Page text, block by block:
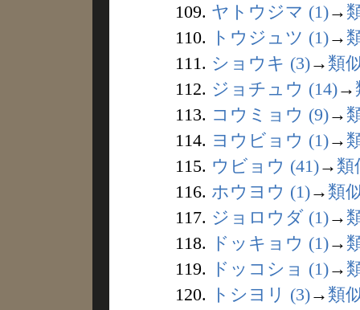
109. ヤトウジマ (1)→
110.
トウジュツ (1)→
111. ショウキ (3)→ 類
112. ジョチュウ (14)→
113. コウミョウ (9)→
114. ヨウビョウ (1)→
115. ウビョウ (41)→ 類
116. ホウヨウ (1)→ 類
117. ジョロウダ (1)→
118.
ドッキョウ (1)→
119.
ドッコショ (1)→
120.
トシヨリ (3)→ 類